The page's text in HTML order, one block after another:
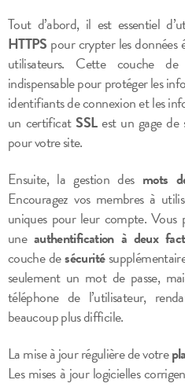
Tout d’abord, il est essentiel
HTTPS pour crypter les données
utilisateurs. Cette couche de
indispensable pour protéger les
identifiants de connexion et les
un certificat SSLest un gage de
pour votre site.
Ensuite, la gestion des mots
Encouragez vos membres à
uniques pour leur compte. Vous
une authentification à deux
couche desécurité
seulement un mot de passe,
téléphone de l’utilisateur,
beaucoup plus difficile.
La mise à jour régulière de votre
Les mises à jour logicielles